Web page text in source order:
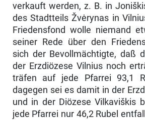
verkauft werden, z. B. in
des Stadtteils Žvėrynas in
Friedensfond wolle niemand
seiner Rede über den
sich der Bevollmächtigte, daß
der Erzdiözese Vilnius noch
träfen auf jede Pfarrei 93,1
dagegen sei es damit in der
und in der Diözese Vilkaviškis
jede Pfarrei nur 46,2 Rubel